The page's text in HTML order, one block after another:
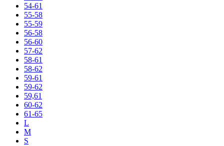
54-61
55-58
55-59
56-58
56-60
57-62
58-61
58-62
59-61
59-62
59,61
60-62
61-65
L
M
S